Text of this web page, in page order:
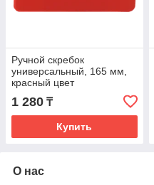
Ручной скребок
универсальный, 165 мм,
красный цвет
1 280 ₸
Купить
О нас